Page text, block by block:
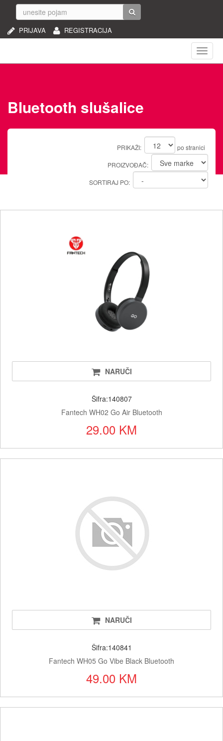
REGISTRACIJA
PRIJAVA
Bluetooth slušalice
PRIKAŽI: po stranici
PROIZVOĐAČ:
SORTIRAJ PO:
NARUČI
Šifra:140807
Fantech WH02 Go Air Bluetooth
29.00 KM
NARUČI
Šifra:140841
Fantech WH05 Go Vibe Black Bluetooth
49.00 KM